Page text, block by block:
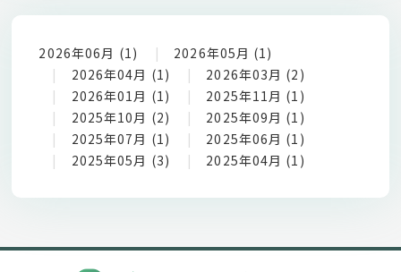
2026年06月 (1)
2026年05月 (1)
2026年04月 (1)
2026年03月 (2)
2026年01月 (1)
2025年11月 (1)
2025年10月 (2)
2025年09月 (1)
2025年07月 (1)
2025年06月 (1)
2025年05月 (3)
2025年04月 (1)